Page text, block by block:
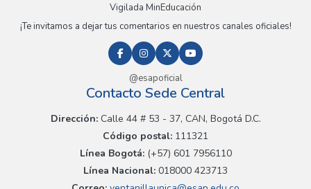
Vigilada MinEducación
¡Te invitamos a dejar tus comentarios en nuestros canales oficiales!
@esapoficial
Contacto Sede Central
Dirección:Calle 44 # 53 - 37, CAN, Bogotá D.C.
Código postal: 111321
Línea Bogotá:(+57) 601 7956110
Línea Nacional: 018000 423713